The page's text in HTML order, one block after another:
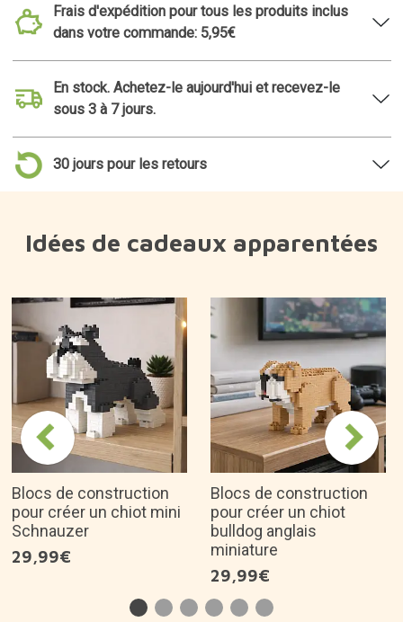
Frais d'expédition pour tous les produits inclus
dans votre commande: 5,95€
En stock. Achetez-le aujourd'hui et recevez-le
sous 3 à 7 jours.
30 jours pour les retours
Idées de cadeaux apparentées
Blocs de construction
pour créer un chiot mini
Schnauzer
29,99€
Blocs de construction
pour créer un chiot
bulldog anglais
miniature
29,99€